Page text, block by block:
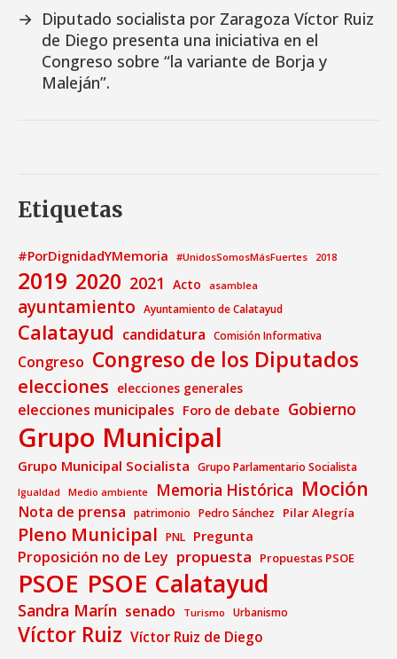
→ Diputado socialista por Zaragoza Víctor Ruiz
de Diego presenta una iniciativa en el
Congreso sobre “la variante de Borja y
Maleján”.
Etiquetas
#PorDignidadYMemoria #UnidosSomosMásFuertes 2018
2019 2020 2021 Acto asamblea
ayuntamiento Ayuntamiento de Calatayud
Calatayud candidatura Comisión Informativa
Congreso Congreso de los Diputados
elecciones elecciones generales
elecciones municipales Foro de debate Gobierno
Grupo Municipal
Grupo Municipal Socialista Grupo Parlamentario Socialista
Igualdad Medio ambiente Memoria Histórica Moción
Nota de prensa patrimonio Pedro Sánchez Pilar Alegría
Pleno Municipal PNL Pregunta
Proposición no de Ley propuesta Propuestas PSOE
PSOE PSOE Calatayud
Sandra Marín senado Turismo Urbanismo
Víctor Ruiz Víctor Ruiz de Diego